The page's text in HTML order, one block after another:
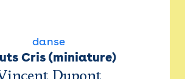
danse
Cris (miniature)